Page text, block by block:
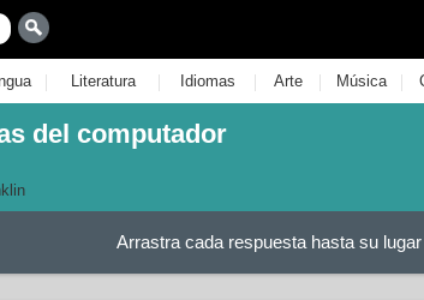
| Literatura | Idiomas | Arte | Música |
del computador
Arrastra cada respuesta hasta su